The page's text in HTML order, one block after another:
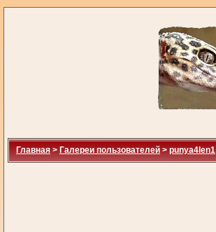
Главная > Галереи пользователей > punya4len1